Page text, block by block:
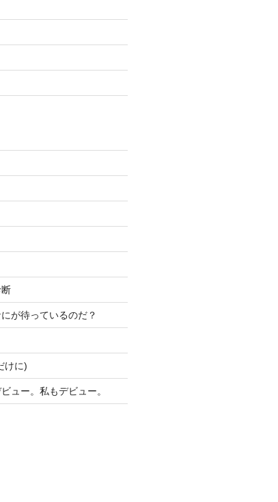
が待っているのだ？
けに)
ュー。私もデビュー。